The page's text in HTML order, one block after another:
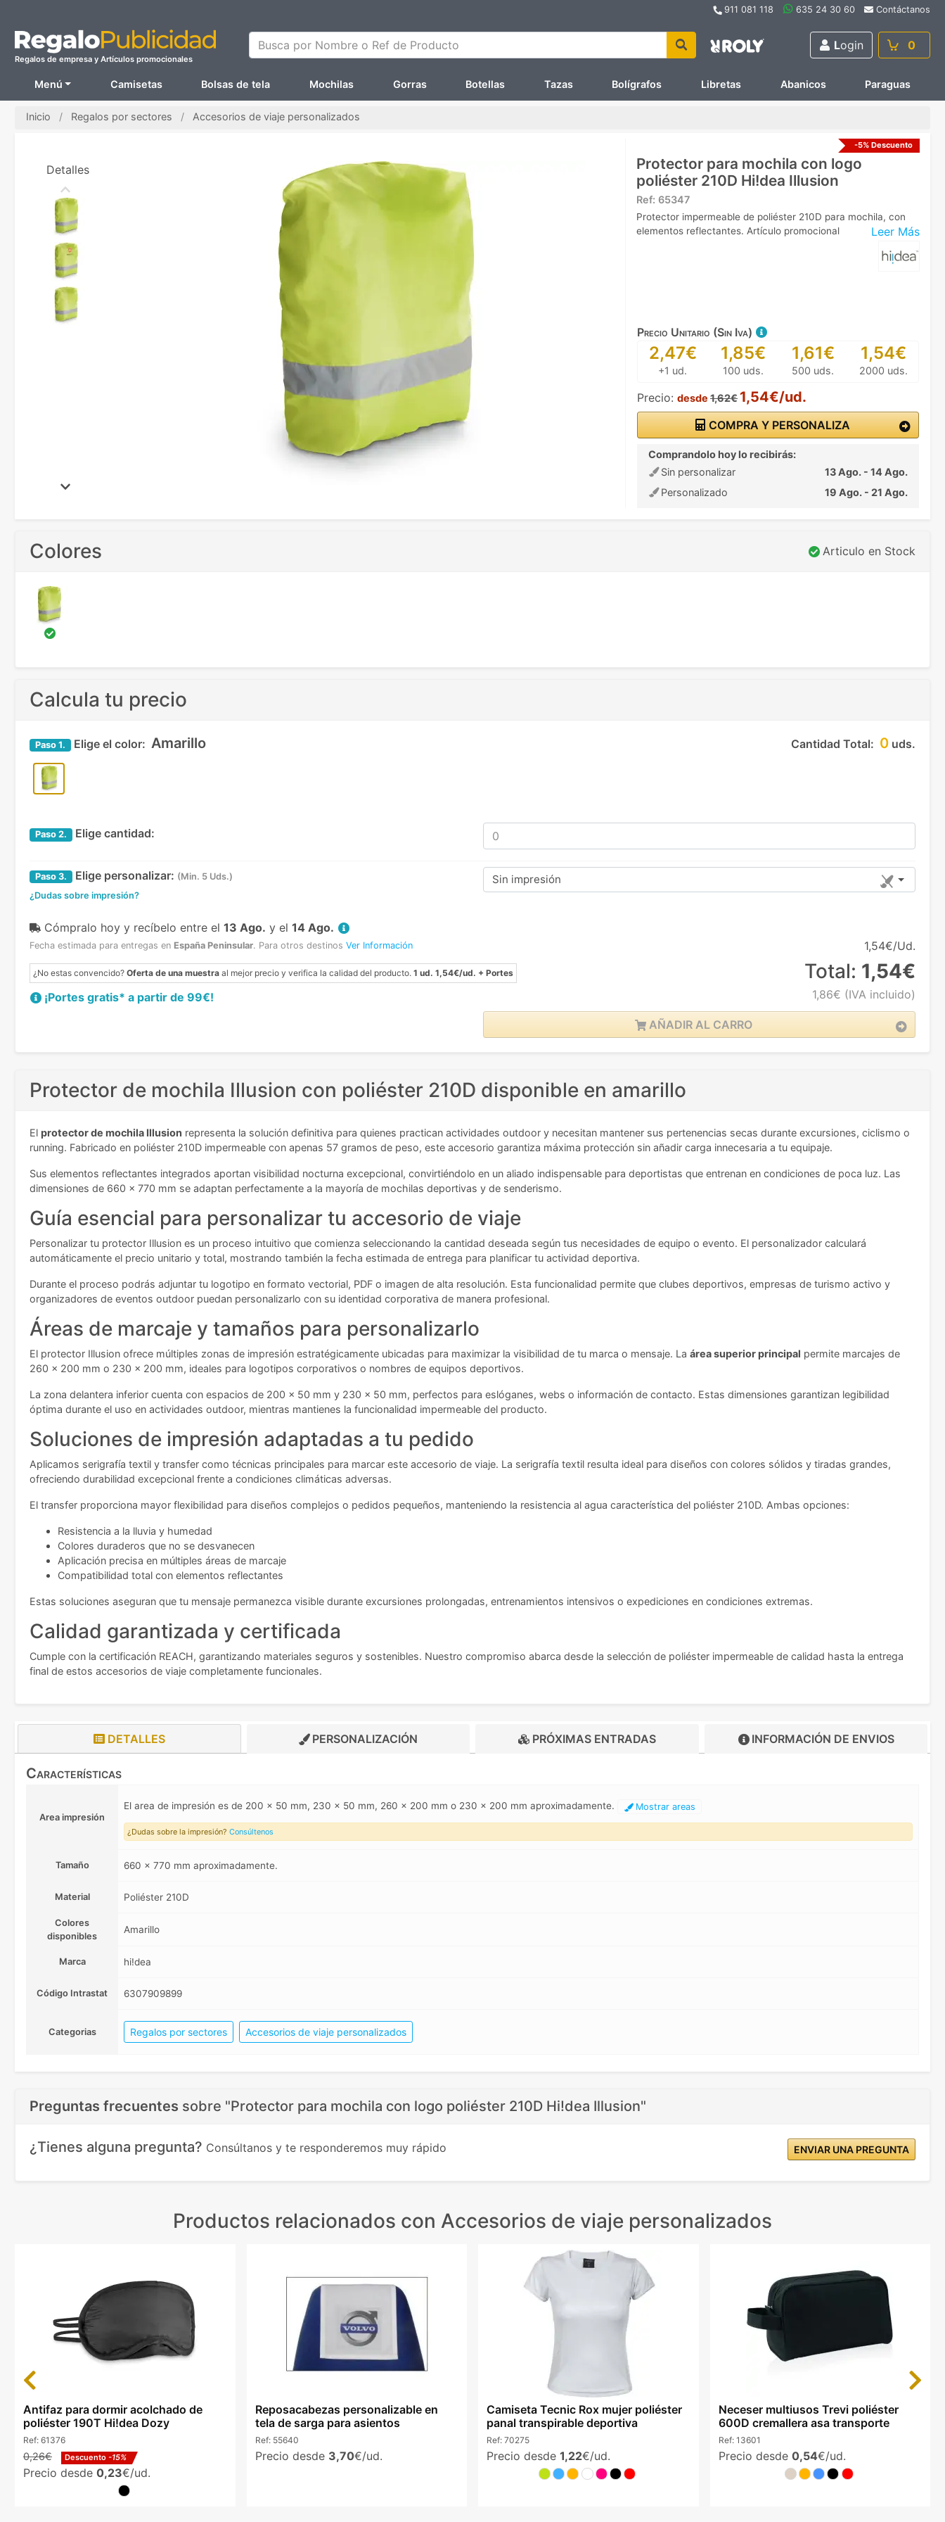
911 081 118 635 24 30 60 Contáctanos
Regalos de empresa y Artículos promocionales
Busca por Nombre o Ref de Producto Login 0
Menú Camisetas Bolsas de tela Mochilas Gorras Botellas Tazas Bolígrafos Libretas Abanicos Paraguas
Inicio Regalos por sectores Accesorios de viaje personalizados
-5% Descuento
Protector para mochila con logo
poliéster 210D Hi!dea Illusion
Ref: 65347
Leer Más
Protector impermeable de poliéster 210D para mochila, con
elementos reflectantes. Artículo promocional
Precio Unitario (Sin Iva)
2,47€
+1 ud.
1,85€
100 uds.
1,61€
500 uds.
1,54€
2000 uds.
Precio: desde 1,62€ 1,54€/ud.
COMPRA Y PERSONALIZA
Comprandolo hoy lo recibirás:
Sin personalizar
13 Ago. - 14 Ago.
Personalizado
19 Ago. - 21 Ago.
Detalles
Colores Articulo en Stock
Calcula tu precio
Cantidad Total: 0 uds.
Paso 1. Elige el color: Amarillo
Paso 2. Elige cantidad:
Paso 3. Elige personalizar: (Min. 5 Uds.)
¿Dudas sobre impresión?
Sin impresión
Cómpralo hoy y recíbelo entre el 13 Ago. y el 14 Ago.
Fecha estimada para entregas en España Peninsular. Para otros destinos Ver Información
¿No estas convencido? Oferta de una muestra al mejor precio y verifica la calidad del producto. 1 ud. 1,54€/ud. + Portes
¡Portes gratis* a partir de 99€!
1,54€/Ud.
Total: 1,54€
1,86€ (IVA incluido)
AÑADIR AL CARRO
Protector de mochila Illusion con poliéster 210D disponible en amarillo
El protector de mochila Illusion representa la solución definitiva para quienes practican actividades outdoor y necesitan mantener sus pertenencias secas durante excursiones, ciclismo o
running. Fabricado en poliéster 210D impermeable con apenas 57 gramos de peso, este accesorio garantiza máxima protección sin añadir carga innecesaria a tu equipaje.
Sus elementos reflectantes integrados aportan visibilidad nocturna excepcional, convirtiéndolo en un aliado indispensable para deportistas que entrenan en condiciones de poca luz. Las
dimensiones de 660 x 770 mm se adaptan perfectamente a la mayoría de mochilas deportivas y de senderismo.
Guía esencial para personalizar tu accesorio de viaje
Personalizar tu protector Illusion es un proceso intuitivo que comienza seleccionando la cantidad deseada según tus necesidades de equipo o evento. El personalizador calculará
automáticamente el precio unitario y total, mostrando también la fecha estimada de entrega para planificar tu actividad deportiva.
Durante el proceso podrás adjuntar tu logotipo en formato vectorial, PDF o imagen de alta resolución. Esta funcionalidad permite que clubes deportivos, empresas de turismo activo y
organizadores de eventos outdoor puedan personalizarlo con su identidad corporativa de manera profesional.
Áreas de marcaje y tamaños para personalizarlo
El protector Illusion ofrece múltiples zonas de impresión estratégicamente ubicadas para maximizar la visibilidad de tu marca o mensaje. La área superior principal permite marcajes de
260 x 200 mm o 230 x 200 mm, ideales para logotipos corporativos o nombres de equipos deportivos.
La zona delantera inferior cuenta con espacios de 200 x 50 mm y 230 x 50 mm, perfectos para eslóganes, webs o información de contacto. Estas dimensiones garantizan legibilidad
óptima durante el uso en actividades outdoor, mientras mantienes la funcionalidad impermeable del producto.
Soluciones de impresión adaptadas a tu pedido
Aplicamos serigrafía textil y transfer como técnicas principales para marcar este accesorio de viaje. La serigrafía textil resulta ideal para diseños con colores sólidos y tiradas grandes,
ofreciendo durabilidad excepcional frente a condiciones climáticas adversas.
El transfer proporciona mayor flexibilidad para diseños complejos o pedidos pequeños, manteniendo la resistencia al agua característica del poliéster 210D. Ambas opciones:
Resistencia a la lluvia y humedad
Colores duraderos que no se desvanecen
Aplicación precisa en múltiples áreas de marcaje
Compatibilidad total con elementos reflectantes
Estas soluciones aseguran que tu mensaje permanezca visible durante excursiones prolongadas, entrenamientos intensivos o expediciones en condiciones extremas.
Calidad garantizada y certificada
Cumple con la certificación REACH, garantizando materiales seguros y sostenibles. Nuestro compromiso abarca desde la selección de poliéster impermeable de calidad hasta la entrega
final de estos accesorios de viaje completamente funcionales.
DETALLES PERSONALIZACIÓN PRÓXIMAS ENTRADAS INFORMACIÓN DE ENVIOS
Características
Area impresión
El area de impresión es de 200 x 50 mm, 230 x 50 mm, 260 x 200 mm o 230 x 200 mm aproximadamente. Mostrar areas
¿Dudas sobre la impresión? Consúltenos
Tamaño 660 x 770 mm aproximadamente.
Material Poliéster 210D
Colores
disponibles
Amarillo
Marca hi!dea
Código Intrastat 6307909899
Categorias Regalos por sectores Accesorios de viaje personalizados
Preguntas frecuentes sobre "Protector para mochila con logo poliéster 210D Hi!dea Illusion"
¿Tienes alguna pregunta? Consúltanos y te responderemos muy rápido ENVIAR UNA PREGUNTA
Productos relacionados con Accesorios de viaje personalizados
Antifaz para dormir acolchado de
poliéster 190T Hi!dea Dozy
Ref: 61376
0,26€ Descuento -15%
Precio desde 0,23€/ud.
Reposacabezas personalizable en
tela de sarga para asientos
Ref: 55640
Precio desde 3,70€/ud.
Camiseta Tecnic Rox mujer poliéster
panal transpirable deportiva
Ref: 70275
Precio desde 1,22€/ud.
Neceser multiusos Trevi poliéster
600D cremallera asa transporte
Ref: 13601
Precio desde 0,54€/ud.
Previous Next